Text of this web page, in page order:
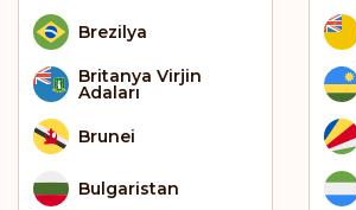
Brezilya
Britanya Virjin
Adaları
Brunei
Bulgaristan